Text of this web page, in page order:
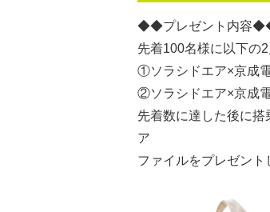
◆◆プレゼント内容
先着100名様に以下の
①ソラシドエア×京成
②ソラシドエア×京成
先着数に達した後に
ア
ファイルをプレゼント